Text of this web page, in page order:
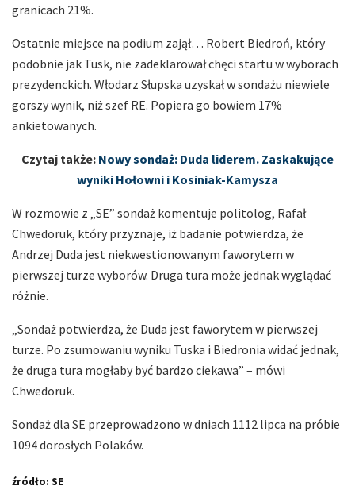
granicach 21%.
Ostatnie miejsce na podium zajął… Robert Biedroń, który
podobnie jak Tusk, nie zadeklarował chęci startu w wyborach
prezydenckich. Włodarz Słupska uzyskał w sondażu niewiele
gorszy wynik, niż szef RE. Popiera go bowiem 17%
ankietowanych.
Czytaj także: Nowy sondaż: Duda liderem. Zaskakujące
wyniki Hołowni i Kosiniak-Kamysza
W rozmowie z „SE” sondaż komentuje politolog, Rafał
Chwedoruk, który przyznaje, iż badanie potwierdza, że
Andrzej Duda jest niekwestionowanym faworytem w
pierwszej turze wyborów. Druga tura może jednak wyglądać
różnie.
„Sondaż potwierdza, że Duda jest faworytem w pierwszej
turze. Po zsumowaniu wyniku Tuska i Biedronia widać jednak,
że druga tura mogłaby być bardzo ciekawa” – mówi
Chwedoruk.
Sondaż dla SE przeprowadzono w dniach 1112 lipca na próbie
1094 dorosłych Polaków.
źródło: SE